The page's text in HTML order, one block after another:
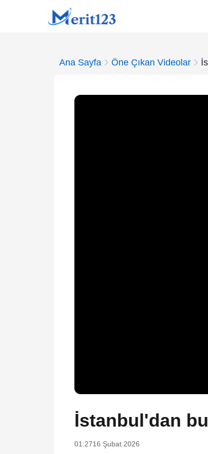
Ana Sayfa Öne Çıkan Videolar
İstanbul'dan
01:2716 Şubat 2026